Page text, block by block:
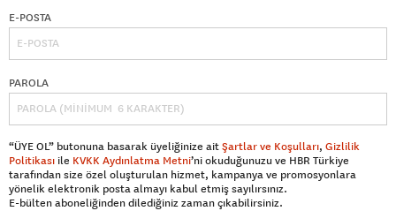
E-POSTA
PAROLA
“ÜYE OL” butonuna basarak üyeliğinize aitŞartlar ve Koşulları, Gizlilik
Politikası ile KVKK Aydınlatma Metni’ni okuduğunuzu ve HBR Türkiye
tarafından size özel oluşturulan hizmet, kampanya ve promosyonlara
yönelik elektronik posta almayı kabul etmiş sayılırsınız.
E-bülten aboneliğinden dilediğiniz zaman çıkabilirsiniz.